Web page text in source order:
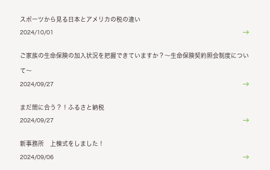
スポーツから見る日本とアメリカの税の違い
2024/10/01
ご家族の生命保険の加入状況を把握できていますか？～生命保険契約照会制度につい
て～
2024/09/27
まだ間に合う？！ふるさと納税
2024/09/27
新事務所 上棟式をしました！
2024/09/06